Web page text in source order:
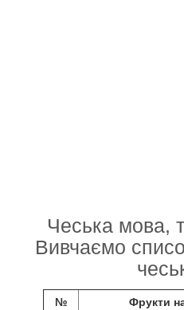
Чеська мова,
Вивчаємо
№
Фрукти